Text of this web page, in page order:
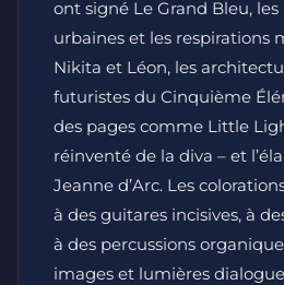
ont signé Le Grand Bleu,
urbaines et les respirations
Nikita et Léon, les
futuristes du Cinquième
des pages comme Little
réinventé de la diva – et
Jeanne d’Arc. Les
à des guitares incisives, à
à des percussions
images et lumières